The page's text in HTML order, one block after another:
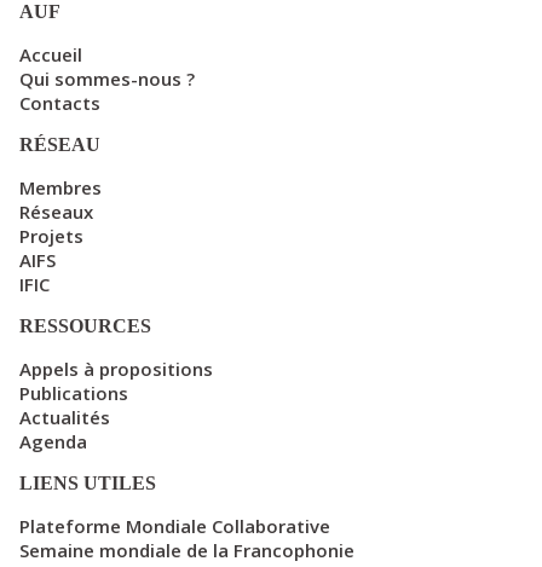
AUF
Accueil
Qui sommes-nous ?
Contacts
RÉSEAU
Membres
Réseaux
Projets
AIFS
IFIC
RESSOURCES
Appels à propositions
Publications
Actualités
Agenda
LIENS UTILES
Plateforme Mondiale Collaborative
Semaine mondiale de la Francophonie